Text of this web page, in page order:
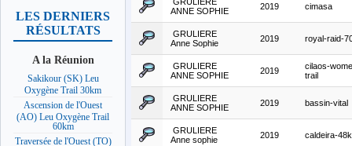
LES DERNIERS
RÉSULTATS
A la Réunion
Sakikour (SK) Leu
Oxygène Trail 30km
Ascension de l'Ouest
(AO) Leu Oxygène Trail
60km
Traversée de l'Ouest (TO)
ANNE SOPHIE
2019 cimasa
GRULIERE
Anne Sophie
2019 royal-raid-
GRULIERE
ANNE SOPHIE
2019
cilaos-
trail
GRULIERE
ANNE SOPHIE
2019 bassin-vital
GRULIERE
Anne sophie
2019 caldeira-